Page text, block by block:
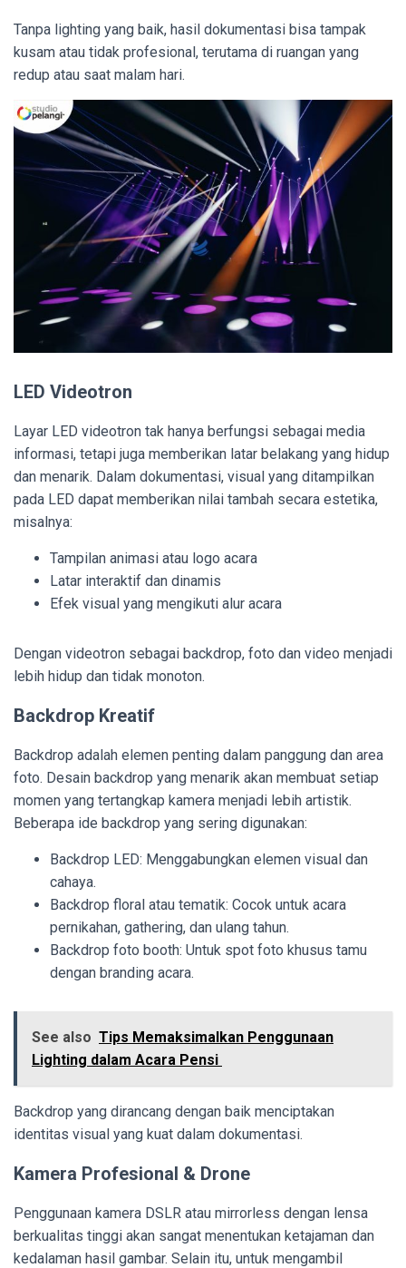
Tanpa lighting yang baik, hasil dokumentasi bisa tampak
kusam atau tidak profesional, terutama di ruangan yang
redup atau saat malam hari.
LED Videotron
Layar LED videotron tak hanya berfungsi sebagai media
informasi, tetapi juga memberikan latar belakang yang hidup
dan menarik. Dalam dokumentasi, visual yang ditampilkan
pada LED dapat memberikan nilai tambah secara estetika,
misalnya:
Tampilan animasi atau logo acara
Latar interaktif dan dinamis
Efek visual yang mengikuti alur acara
Dengan videotron sebagai backdrop, foto dan video menjadi
lebih hidup dan tidak monoton.
Backdrop Kreatif
Backdrop adalah elemen penting dalam panggung dan area
foto. Desain backdrop yang menarik akan membuat setiap
momen yang tertangkap kamera menjadi lebih artistik.
Beberapa ide backdrop yang sering digunakan:
Backdrop LED: Menggabungkan elemen visual dan
cahaya.
Backdrop floral atau tematik: Cocok untuk acara
pernikahan, gathering, dan ulang tahun.
Backdrop foto booth: Untuk spot foto khusus tamu
dengan branding acara.
See also Tips Memaksimalkan Penggunaan
Lighting dalam Acara Pensi
Backdrop yang dirancang dengan baik menciptakan
identitas visual yang kuat dalam dokumentasi.
Kamera Profesional & Drone
Penggunaan kamera DSLR atau mirrorless dengan lensa
berkualitas tinggi akan sangat menentukan ketajaman dan
kedalaman hasil gambar. Selain itu, untuk mengambil